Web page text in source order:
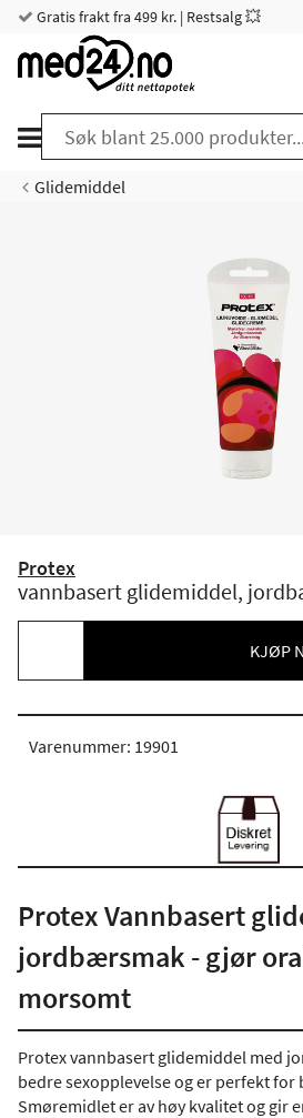
Gratis frakt fra 499 kr. | Restsalg 💥
Glidemiddel
Protex
vannbasert glidemiddel,
KJØP
Varenummer: 19901
Protex Vannbasert
jordbærsmak - gjør
morsomt
Protex vannbasert glidemiddel med
bedre sexopplevelse og er perfekt for
Smøremidlet er av høy kvalitet og gir